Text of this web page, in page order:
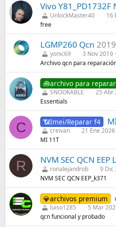
Vivo
UnlockMaster40 16
free
LGMP260 Qcn
yonic69 3 Nov 2019
Archivo qcn para
🧰archivo para reparar
SNOOKABLE 25 Abr
Essentials
C 📶Imei/Reparar f4
creivan 21 Ene 2026
MI 11T
R NVM SEC QCN EEP
ronalejandrob 9 Dic
NVM SEC QCN EEP_k371
💎archivos premium
luiso1285 5 Mar
qcn funcional y probado